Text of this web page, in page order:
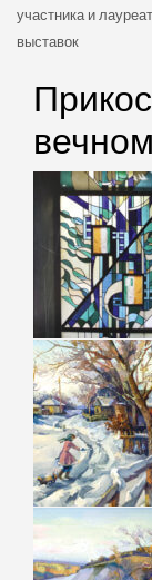
участника и
выставок